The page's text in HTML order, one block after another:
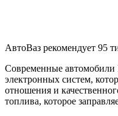
АвтоВаз рекомендует 95
Современные
электронных систем,
отношения и
топлива, которое